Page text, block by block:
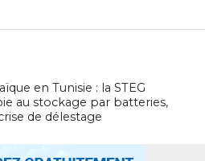
en Tunisie : la STEG
au stockage par batteries,
de délestage